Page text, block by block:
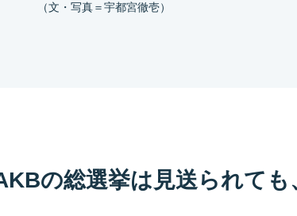
（文・写真＝宇都宮徹壱）
の総選挙は見送られても